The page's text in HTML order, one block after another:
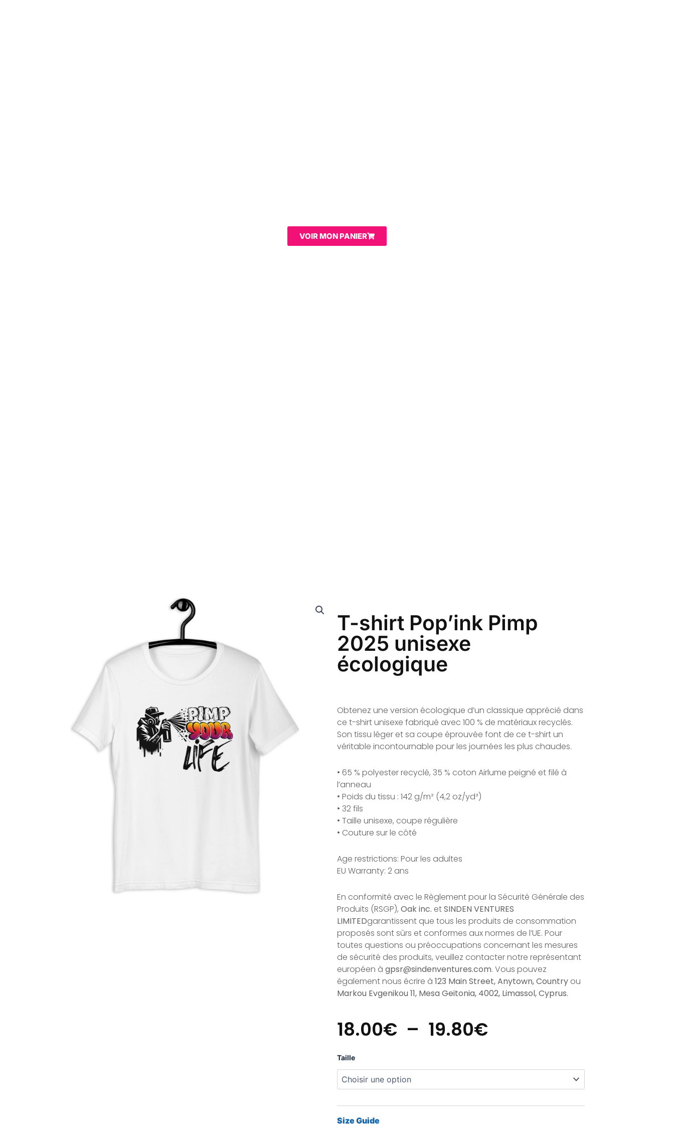
VOIR MON PANIER
T-shirt Pop’ink Pimp
2025 unisexe
écologique
Obtenez une version écologique d’un classique apprécié dans
ce t-shirt unisexe fabriqué avec 100 % de matériaux recyclés.
Son tissu léger et sa coupe éprouvée font de ce t-shirt un
véritable incontournable pour les journées les plus chaudes.
• 65 % polyester recyclé, 35 % coton Airlume peigné et filé à
l’anneau
• Poids du tissu : 142 g/m² (4,2 oz/yd²)
• 32 fils
• Taille unisexe, coupe régulière
• Couture sur le côté
Age restrictions: Pour les adultes
EU Warranty: 2 ans
En conformité avec le Règlement pour la Sécurité Générale des
Produits (RSGP), Oak inc. etSINDEN VENTURES
LIMITEDgarantissent que tous les produits de consommation
proposés sont sûrs et conformes aux normes de l’UE. Pour
toutes questions ou préoccupations concernant les mesures
de sécurité des produits, veuillez contacter notre représentant
européen à gpsr@sindenventures.com. Vous pouvez
également nous écrire à 123 Main Street, Anytown, Country ou
Markou Evgenikou 11, Mesa Geitonia, 4002, Limassol, Cyprus.
18.00€ – 19.80€Plage
Prix :
18.00€
À
Taille
Size Guide
quantité
shirt
Pimp